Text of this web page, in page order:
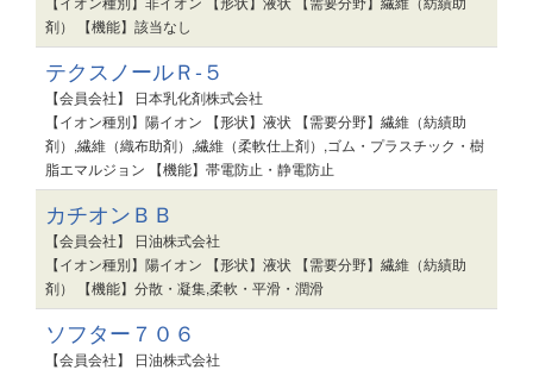
剤） 【機能】該当なし
テクスノールＲ-５
【会員会社】 日本乳化剤株式会社
【イオン種別】陽イオン 【形状】液状 【需要分野】繊維（紡績助
剤）,繊維（織布助剤）,繊維（柔軟仕上剤）,ゴム・プラスチック・樹
脂エマルジョン 【機能】帯電防止・静電防止
カチオンＢＢ
【会員会社】 日油株式会社
【イオン種別】陽イオン 【形状】液状 【需要分野】繊維（紡績助
剤） 【機能】分散・凝集,柔軟・平滑・潤滑
ソフター７０６
【会員会社】 日油株式会社